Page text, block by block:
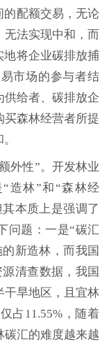
的配额交易，无论
法实现中和，而
地将企业碳排放捕
市场的参与者结
给者、碳排放企
买森林经营者所提
外性”。开发林业
造林”和“森林经
本质上是强调了
问题：一是“碳汇
新造林，而我国
清查数据，我国
干旱地区，且宜林
占11.55%，随着
碳汇的难度越来越